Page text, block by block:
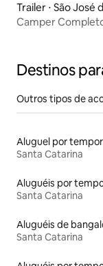
Trailer ⋅ São José
Camper
Destinos
Outros tipos de
Santa Catarina
Santa Catarina
Aluguéis de
Santa Catarina